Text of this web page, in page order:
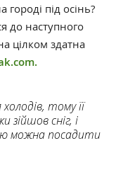
під осінь?
до наступного
цілком здатна
тому її
сніг, і
можна посадити